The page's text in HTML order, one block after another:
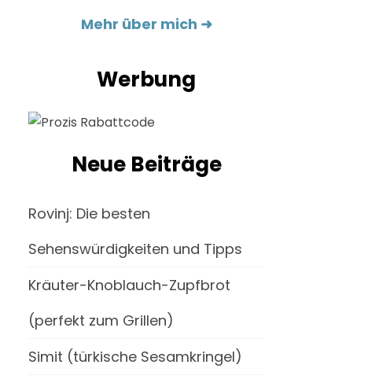
Mehr über mich ➜
Werbung
Neue Beiträge
Rovinj: Die besten
Sehenswürdigkeiten und Tipps
Kräuter-Knoblauch-Zupfbrot
(perfekt zum Grillen)
Simit (türkische Sesamkringel)